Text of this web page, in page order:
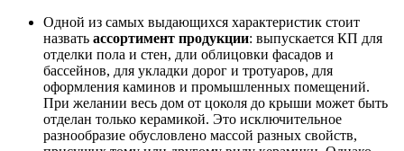
Одной из самых выдающихся характеристик стоит
назвать ассортимент продукции: выпускается КП для
отделки пола и стен, дли облицовки фасадов и
бассейнов, для укладки дорог и тротуаров, для
оформления каминов и промышленных помещений.
При желании весь дом от цоколя до крыши может быть
отделан только керамикой. Это исключительное
разнообразие обусловлено массой разных свойств,